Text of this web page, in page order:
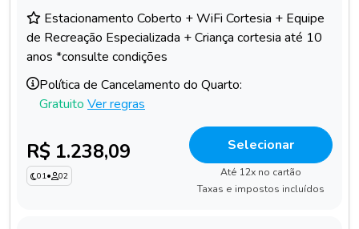
Estacionamento Coberto + WiFi Cortesia + Equipe
de Recreação Especializada + Criança cortesia até 10
anos *consulte condições
Política de Cancelamento do Quarto:
Gratuito Ver regras
R$ 1.238,09
01• 02
Selecionar
Até 12x no cartão
Taxas e impostos incluídos